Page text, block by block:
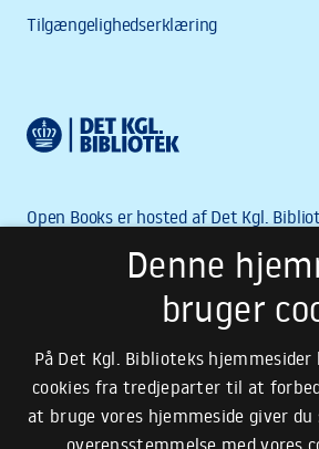
Denne
bruger
På Det Kgl. Biblioteks hjemmesider
cookies fra tredjeparter til at
at bruge vores hjemmeside giver
overensstemmelse med vores